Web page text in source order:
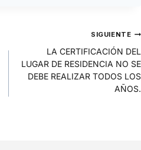
SIGUIENTE
LA CERTIFICACIÓN DEL
LUGAR DE RESIDENCIA NO SE
DEBE REALIZAR TODOS LOS
AÑOS.